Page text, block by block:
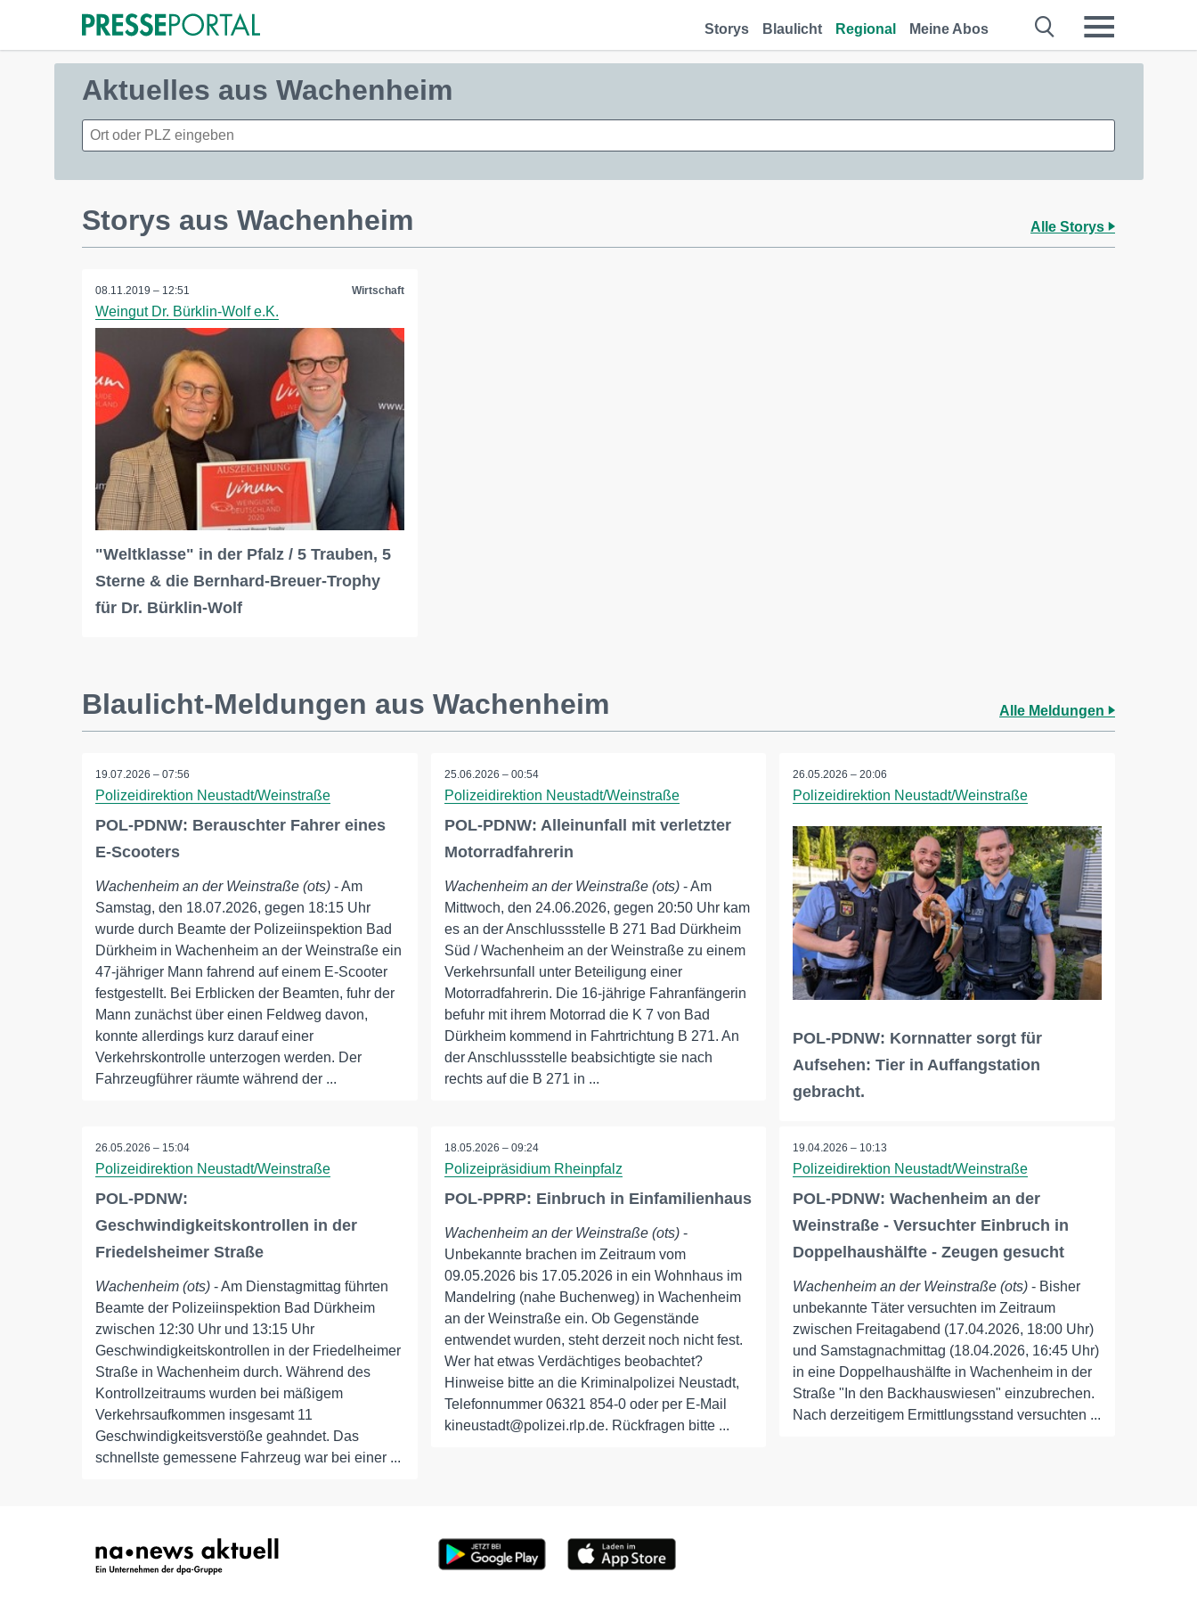
Storys Blaulicht Regional Meine Abos
Aktuelles aus Wachenheim
Storys aus Wachenheim Alle Storys
08.11.2019 – 12:51 Wirtschaft
Weingut Dr. Bürklin-Wolf e.K.
"Weltklasse" in der Pfalz / 5 Trauben, 5
Sterne & die Bernhard-Breuer-Trophy
für Dr. Bürklin-Wolf
Blaulicht-Meldungen aus Wachenheim Alle Meldungen
19.07.2026 – 07:56
Polizeidirektion Neustadt/Weinstraße
POL-PDNW: Berauschter Fahrer eines
E-Scooters
Wachenheim an der Weinstraße (ots) - Am
Samstag, den 18.07.2026, gegen 18:15 Uhr
wurde durch Beamte der Polizeiinspektion Bad
Dürkheim in Wachenheim an der Weinstraße ein
47-jähriger Mann fahrend auf einem E-Scooter
festgestellt. Bei Erblicken der Beamten, fuhr der
Mann zunächst über einen Feldweg davon,
konnte allerdings kurz darauf einer
Verkehrskontrolle unterzogen werden. Der
Fahrzeugführer räumte während der ...
25.06.2026 – 00:54
Polizeidirektion Neustadt/Weinstraße
POL-PDNW: Alleinunfall mit verletzter
Motorradfahrerin
Wachenheim an der Weinstraße (ots)- Am
Mittwoch, den 24.06.2026, gegen 20:50 Uhr kam
es an der Anschlussstelle B 271 Bad Dürkheim
Süd / Wachenheim an der Weinstraße zu einem
Verkehrsunfall unter Beteiligung einer
Motorradfahrerin. Die 16-jährige Fahranfängerin
befuhr mit ihrem Motorrad die K 7 von Bad
Dürkheim kommend in Fahrtrichtung B 271. An
der Anschlussstelle beabsichtigte sie nach
rechts auf die B 271 in ...
26.05.2026 – 20:06
Polizeidirektion Neustadt/Weinstraße
POL-PDNW: Kornnatter sorgt für
Aufsehen: Tier in Auffangstation
gebracht.
26.05.2026 – 15:04
Polizeidirektion Neustadt/Weinstraße
POL-PDNW:
Geschwindigkeitskontrollen in der
Friedelsheimer Straße
Wachenheim (ots) - Am Dienstagmittag führten
Beamte der Polizeiinspektion Bad Dürkheim
zwischen 12:30 Uhr und 13:15 Uhr
Geschwindigkeitskontrollen in der Friedelheimer
Straße in Wachenheim durch. Während des
Kontrollzeitraums wurden bei mäßigem
Verkehrsaufkommen insgesamt 11
Geschwindigkeitsverstöße geahndet. Das
schnellste gemessene Fahrzeug war bei einer ...
18.05.2026 – 09:24
Polizeipräsidium Rheinpfalz
POL-PPRP: Einbruch in Einfamilienhaus
Wachenheim an der Weinstraße (ots)-
Unbekannte brachen im Zeitraum vom
09.05.2026 bis 17.05.2026 in ein Wohnhaus im
Mandelring (nahe Buchenweg) in Wachenheim
an der Weinstraße ein. Ob Gegenstände
entwendet wurden, steht derzeit noch nicht fest.
Wer hat etwas Verdächtiges beobachtet?
Hinweise bitte an die Kriminalpolizei Neustadt,
Telefonnummer 06321 854-0 oder per E-Mail
kineustadt@polizei.rlp.de. Rückfragen bitte ...
19.04.2026 – 10:13
Polizeidirektion Neustadt/Weinstraße
POL-PDNW: Wachenheim an der
Weinstraße - Versuchter Einbruch in
Doppelhaushälfte - Zeugen gesucht
Wachenheim an der Weinstraße (ots) - Bisher
unbekannte Täter versuchten im Zeitraum
zwischen Freitagabend (17.04.2026, 18:00 Uhr)
und Samstagnachmittag (18.04.2026, 16:45 Uhr)
in eine Doppelhaushälfte in Wachenheim in der
Straße "In den Backhauswiesen" einzubrechen.
Nach derzeitigem Ermittlungsstand versuchten ...